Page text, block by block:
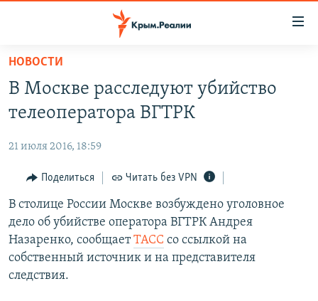
Вернуться
основному
содержанию
навигации
Вернутся
поиску
СПЕЦПРОЕКТЫ
КАРТА ВОЕННЫХ ОБЪЕКТОВ КРЫМА
11 ЛЕТ ОККУПАЦИИ КРЫМА. 11 ИСТОРИЙ СОПРОТИВЛЕНИЯ
ИСТОРИЯ
ЕЩЕ
ИНТЕРАКТИВ
ИНФОГРАФИКА
ТЕЛЕПРОЕКТ КРЫМ.РЕАЛИИ
СОВЕТЫ ПРАВОЗАЩИТНИКОВ
РАДІО СВОБОДА
КАК ОБОЙТИ БЛОКИРОВКУ
НОВОСТИ
В Москве расследуют убийство
телеоператора ВГТРК
21 июля 2016, 18:59
Поделиться Читать без VPN
В столице России Москве возбуждено уголовное
дело об убийстве оператора ВГТРК Андрея
Назаренко, сообщаетТАСС со ссылкой на
собственный источник и на представителя
следствия.